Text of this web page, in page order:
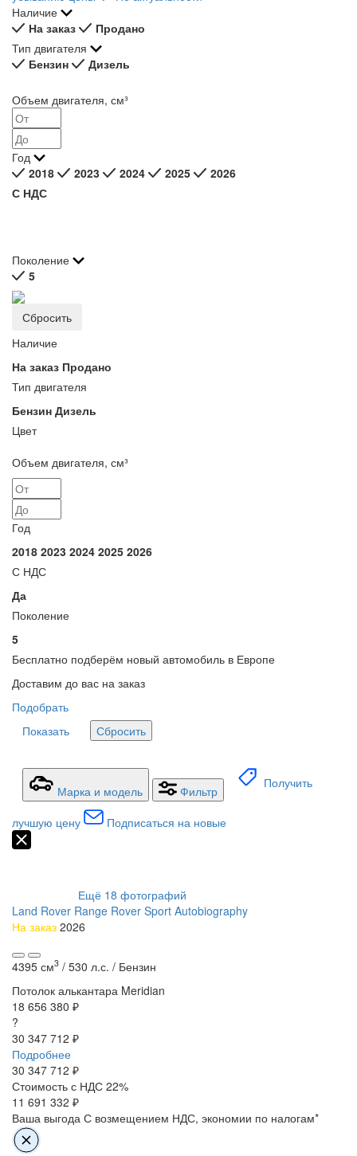
Наличие
На заказ
Продано
Тип двигателя
Бензин
Дизель
Объем двигателя, см³
Год
2018
2023 2024 2025
2026
С НДС
Поколение
5
Наличие
На заказ Продано
Тип двигателя
Бензин Дизель
Цвет
Объем двигателя, см³
Год
2018 2023 2024 2025 2026
С НДС
Да
Поколение
5
Бесплатно подберём новый автомобиль в Европе
Доставим до вас на заказ
Подобрать
Показать
Сбросить
Марка и модель Фильтр
Получить
лучшую цену Подписаться на новые
Ещё 18 фотографий
Land Rover Range Rover Sport Autobiography
На заказ 2026
4395 см3 / 530 л.с. / Бензин
Потолок алькантара Meridian
18 656 380 ₽
?
30 347 712 ₽
Подробнее
30 347 712 ₽
Стоимость с НДС 22%
11 691 332 ₽
Ваша выгода С возмещением НДС, экономии по налогам*